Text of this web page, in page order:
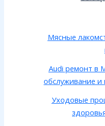
Мясные
Audi ремонт в
обслуживание и
Уходовые